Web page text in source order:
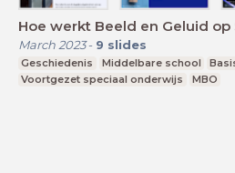
Hoe werkt Beeld en Geluid op
March 2023- 9 slides
Geschiedenis Middelbare school
Voortgezet speciaal onderwijs
MBO